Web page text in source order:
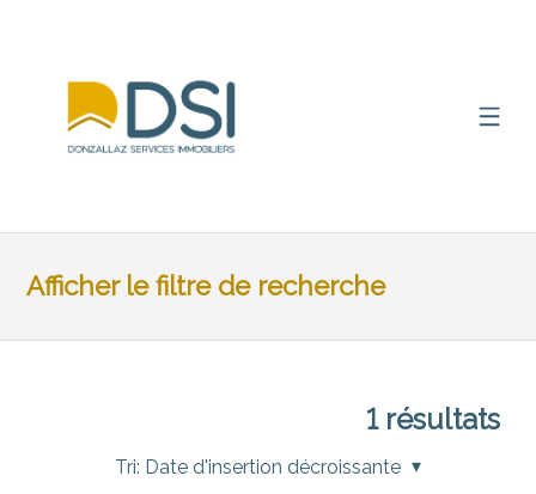
Afficher le filtre de recherche
1résultats
Tri: Date d'insertion décroissante